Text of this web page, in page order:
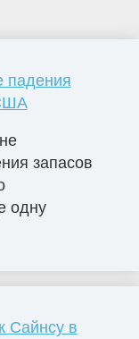
падения
запасов
одну
Сайнсу в